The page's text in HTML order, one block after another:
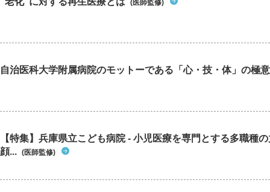
(医師監修)
自治医科大学附属病院のモットーである「心・技・体」の極意
【特集】兵庫県立こども病院 - 小児医療を専門とする多職種
顔... (医師監修)